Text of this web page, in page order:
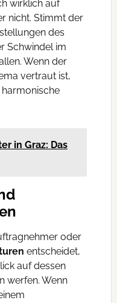
wirklich auf
nicht. Stimmt der
des
Schwindel im
Wenn der
vertraut ist,
harmonische
in Graz: Das
oder
entscheidet,
auf dessen
werfen. Wenn